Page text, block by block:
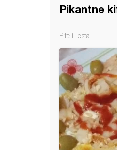
Pikantne
Pite i Testa
šunkom i topljenim sirom - bez